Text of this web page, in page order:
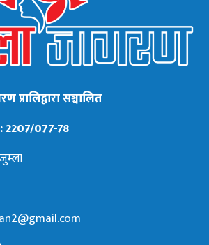
सञ्चालित
2207/077-78